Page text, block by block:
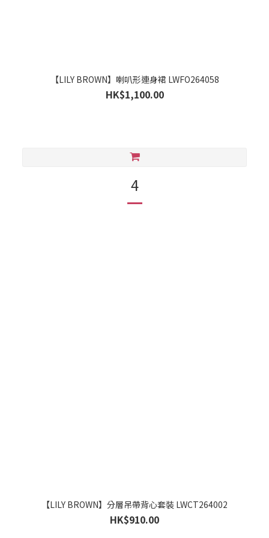
【LILY BROWN】喇叭形連身裙 LWFO264058
HK$1,100.00
4
【LILY BROWN】分層吊帶背心套裝 LWCT264002
HK$910.00